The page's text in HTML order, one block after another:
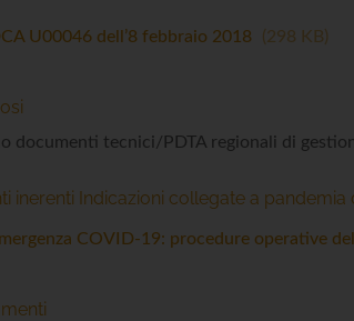
U00046 dell’8 febbraio 2018 298 KB
documenti tecnici/PDTA regionali di
inerenti Indicazioni collegate a pandemia
COVID-19: procedure operative